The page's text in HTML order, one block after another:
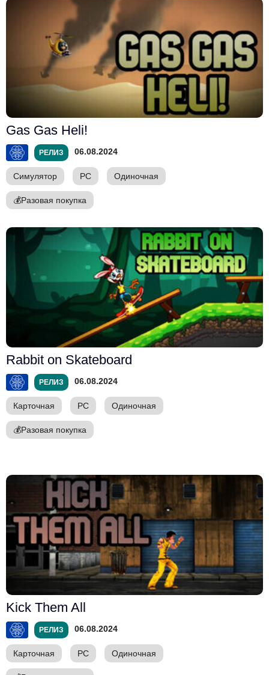
Gas Gas Heli!
РЕЛИЗ 06.08.2024
Симулятор PC Одиночная
💰Разовая покупка
Rabbit on Skateboard
РЕЛИЗ 06.08.2024
Карточная PC Одиночная
💰Разовая покупка
Kick Them All
РЕЛИЗ 06.08.2024
Карточная PC Одиночная